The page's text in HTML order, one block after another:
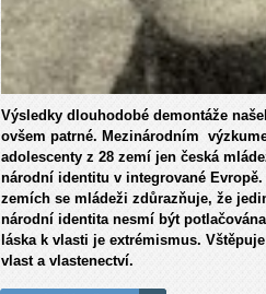
Výsledky dlouhodobé demontáže
ovšem patrné. Mezinárodním
adolescenty z 28 zemí jen česká
národní identitu v integrované
zemích se mládeži zdůrazňuje, že
národní identita nesmí být
láska k vlasti je extrémismus.
vlast a vlastenectví.